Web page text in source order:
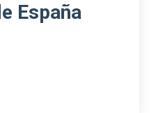
España